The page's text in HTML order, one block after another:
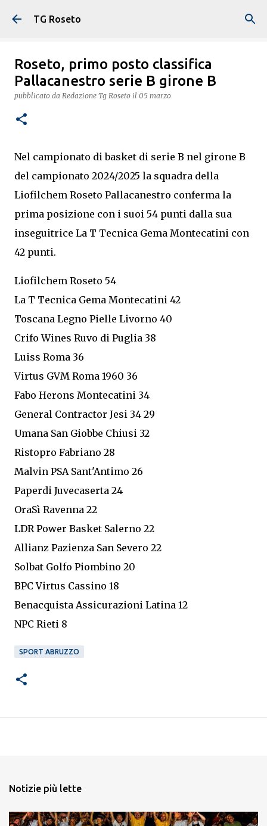
Passa ai contenuti principali
TG Roseto
Roseto, primo posto classifica
Pallacanestro serie B girone B
pubblicato da Redazione Tg Roseto il 05 marzo
Nel campionato di basket di serie B nel girone B
del campionato 2024/2025 la squadra della
Liofilchem Roseto Pallacanestro conferma la
prima posizione con i suoi 54 punti dalla sua
inseguitrice La T Tecnica Gema Montecatini con
42 punti.
Liofilchem Roseto 54
La T Tecnica Gema Montecatini 42
Toscana Legno Pielle Livorno 40
Crifo Wines Ruvo di Puglia 38
Luiss Roma 36
Virtus GVM Roma 1960 36
Fabo Herons Montecatini 34
General Contractor Jesi 34 29
Umana San Giobbe Chiusi 32
Ristopro Fabriano 28
Malvin PSA Sant'Antimo 26
Paperdi Juvecaserta 24
OraSì Ravenna 22
LDR Power Basket Salerno 22
Allianz Pazienza San Severo 22
Solbat Golfo Piombino 20
BPC Virtus Cassino 18
Benacquista Assicurazioni Latina 12
NPC Rieti 8
SPORT ABRUZZO
Notizie più lette